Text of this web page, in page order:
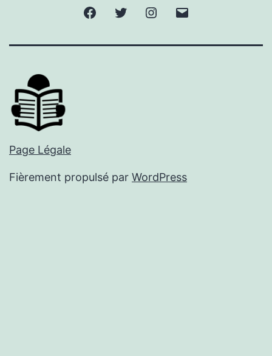
FacebookTwitter Instagram
Page Légale
Fièrement propulsé par WordPress